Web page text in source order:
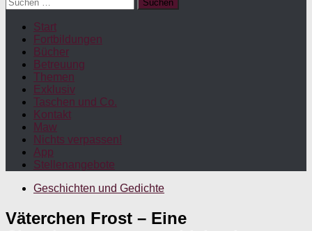
nach:
Start
Fortbildungen
Bücher
Betreuung
Themen
Exklusiv
Taschen und Co.
Kontakt
Maw
Nichts verpassen!
App
Stellenangebote
Geschichten und Gedichte
Väterchen Frost – Eine